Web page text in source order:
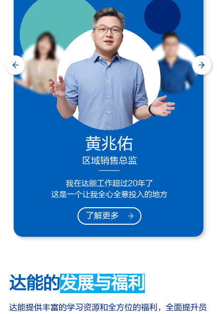
黄兆佑
区域销售总监
我在达能工作超过20年了
这是一个让我全心全意投入的地方
了解更多
达能的发展与福利
达能提供丰富的学习资源和全方位的福利，全面提升员